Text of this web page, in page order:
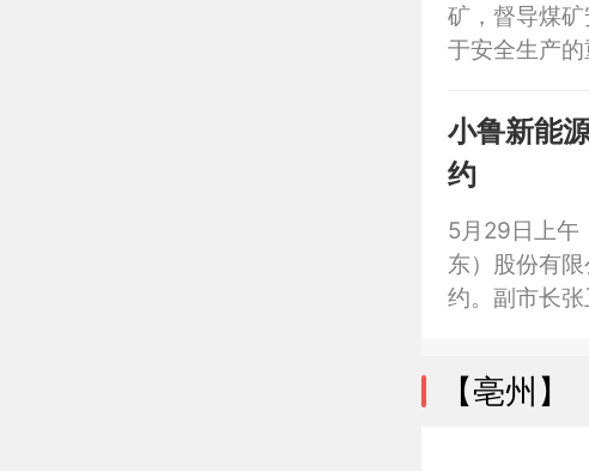
矿，督导煤
于安全生产
短板弱项，
夯实煤矿安
小鲁新能
约
5月29日上午
东）股份有
约。副市长张
【亳州】